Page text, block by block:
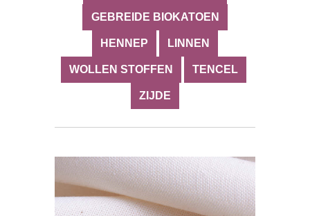
GEBREIDE BIOKATOEN
HENNEP LINNEN
WOLLEN STOFFEN TENCEL
ZIJDE